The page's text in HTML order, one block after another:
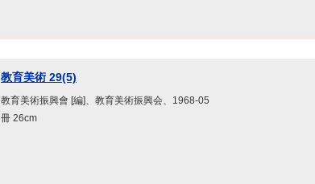
教育美術 29(5)
教育美術振興會 [編]、教育美術振興会、1968-05
冊 26cm